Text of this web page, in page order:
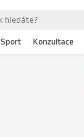
Sport Konzultace